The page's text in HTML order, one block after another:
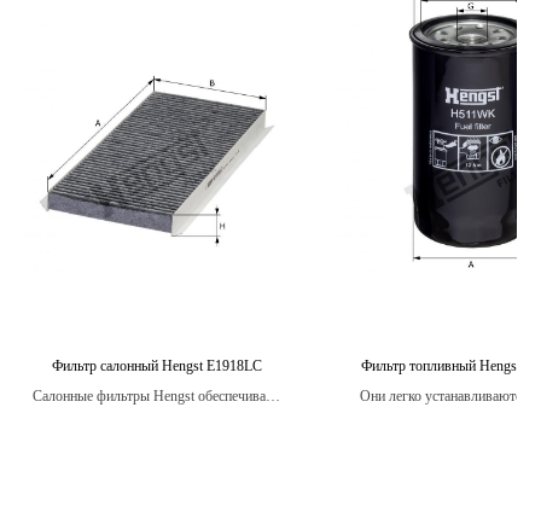
Фильтр салонный Hengst Е1918LC
Салонные фильтры Hengst обеспечивают
Фильтр топливный Hengst
Они легко устанавливаются